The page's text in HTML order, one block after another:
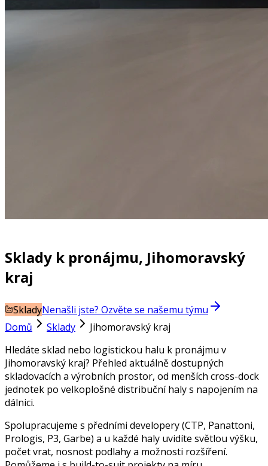
Sklady k pronájmu, Jihomoravský
kraj
SkladyNenašli jste? Ozvěte se našemu týmu
Domů
Sklady
Jihomoravský kraj
Hledáte sklad nebo logistickou halu k pronájmu v
Jihomoravský kraj? Přehled aktuálně dostupných
skladovacích a výrobních prostor, od menších cross-dock
jednotek po velkoplošné distribuční haly s napojením na
dálnici.
Spolupracujeme s předními developery (CTP, Panattoni,
Prologis, P3, Garbe) a u každé haly uvidíte světlou výšku,
počet vrat, nosnost podlahy a možnosti rozšíření.